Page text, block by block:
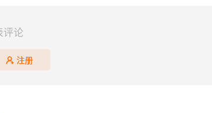
评论
注册